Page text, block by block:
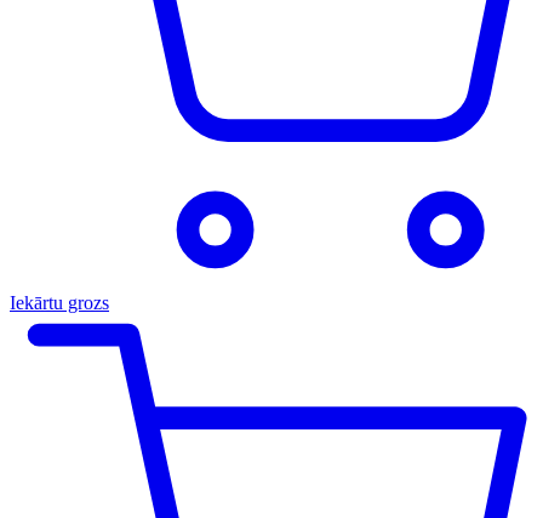
Iekārtu grozs